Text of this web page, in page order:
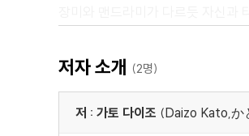
2장 좌절뿐인 열등감의 굴레에서 벗
다른 사람보다 나아진다고 행복해
저자 소개 (2명)
저 : 가토 다이조 (Daizo Kato,か